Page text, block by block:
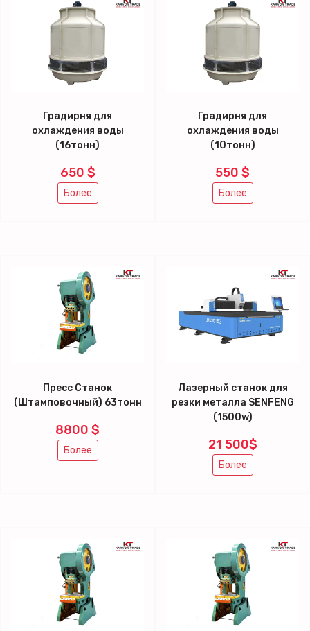
Градирня для
охлаждения воды
(16тонн)
650 $
Более
Градирня для
охлаждения воды
(10тонн)
550 $
Более
Пресс Станок
(Штамповочный) 63тонн
8800 $
Более
Лазерный станок для
резки металла SENFENG
(1500w)
21 500$
Более